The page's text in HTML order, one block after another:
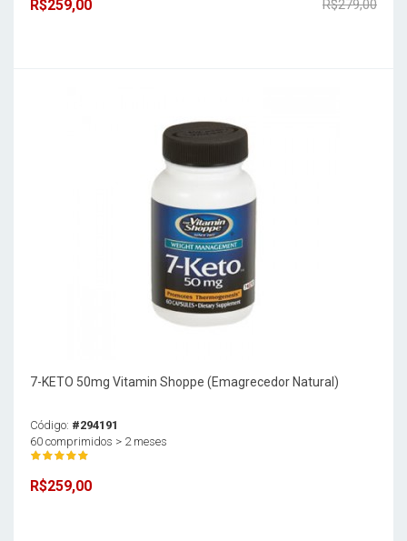
R$279,00
R$259,00
7-KETO 50mg Vitamin Shoppe (Emagrecedor Natural)
Código: #294191
60 comprimidos > 2 meses
R$259,00